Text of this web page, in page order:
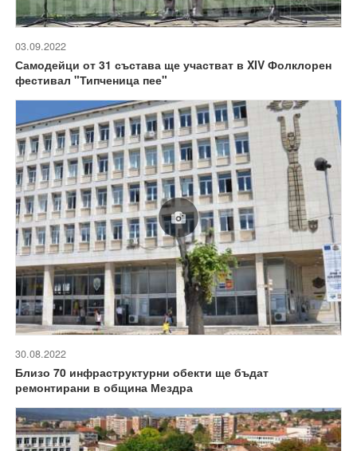
03.09.2022
Самодейци от 31 състава ще участват в XIV Фолклорен
фестивал "Типченица пее"
30.08.2022
Близо 70 инфраструктурни обекти ще бъдат
ремонтирани в община Мездра